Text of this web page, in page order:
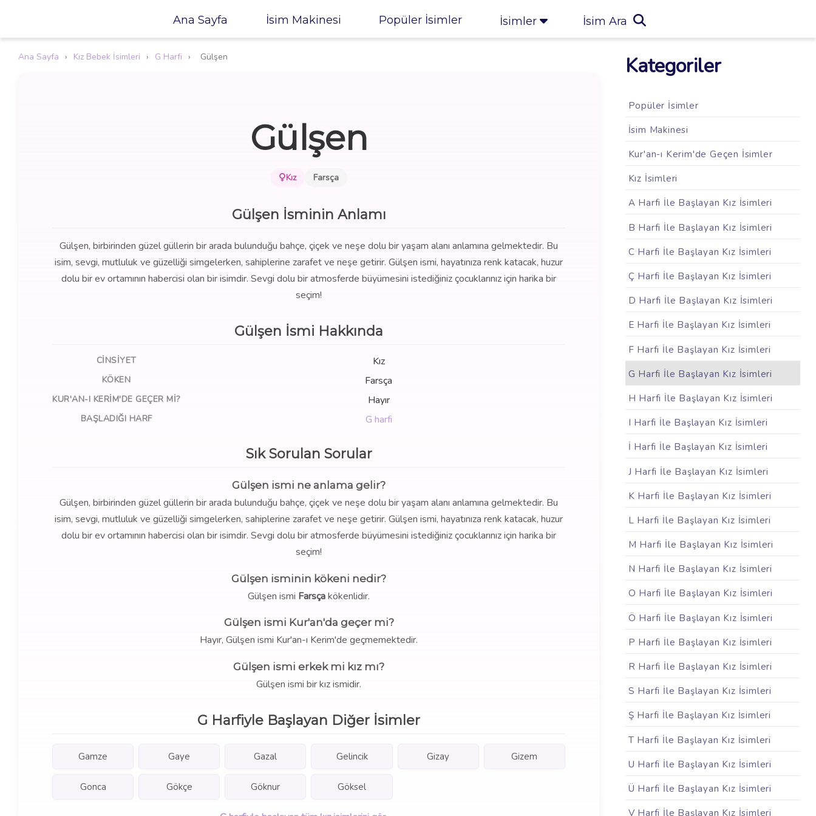
Ana Sayfa İsim Makinesi Popüler İsimler İsimler İsim Ara
Ana Sayfa › Kız Bebek İsimleri › G Harfi › Gülşen
Gülşen
Kız Farsça
Gülşen İsminin Anlamı
Gülşen, birbirinden güzel güllerin bir arada bulunduğu bahçe, çiçek ve neşe dolu bir yaşam alanı anlamına gelmektedir. Bu
isim, sevgi, mutluluk ve güzelliği simgelerken, sahiplerine zarafet ve neşe getirir. Gülşen ismi, hayatınıza renk katacak, huzur
dolu bir ev ortamının habercisi olan bir isimdir. Sevgi dolu bir atmosferde büyümesini istediğiniz çocuklarınız için harika bir
seçim!
Gülşen İsmi Hakkında
CINSIYET Kız
KÖKEN Farsça
KUR'AN-I KERIM'DE GEÇER MI? Hayır
BAŞLADIĞI HARF G harfi
Sık Sorulan Sorular
Gülşen ismi ne anlama gelir?
Gülşen, birbirinden güzel güllerin bir arada bulunduğu bahçe, çiçek ve neşe dolu bir yaşam alanı anlamına gelmektedir. Bu
isim, sevgi, mutluluk ve güzelliği simgelerken, sahiplerine zarafet ve neşe getirir. Gülşen ismi, hayatınıza renk katacak, huzur
dolu bir ev ortamının habercisi olan bir isimdir. Sevgi dolu bir atmosferde büyümesini istediğiniz çocuklarınız için harika bir
seçim!
Gülşen isminin kökeni nedir?
Gülşen ismi Farsçakökenlidir.
Gülşen ismi Kur'an'da geçer mi?
Hayır, Gülşen ismi Kur'an-ı Kerim'de geçmemektedir.
Gülşen ismi erkek mi kız mı?
Gülşen ismi bir kız ismidir.
G Harfiyle Başlayan Diğer İsimler
Gamze Gaye Gazal Gelincik Gizay Gizem
Gonca Gökçe Göknur Göksel
Kategoriler
Popüler İsimler
İsim Makinesi
Kur'an-ı Kerim'de Geçen İsimler
Kız İsimleri
A Harfi İle Başlayan Kız İsimleri
B Harfi İle Başlayan Kız İsimleri
C Harfi İle Başlayan Kız İsimleri
Ç Harfi İle Başlayan Kız İsimleri
D Harfi İle Başlayan Kız İsimleri
E Harfi İle Başlayan Kız İsimleri
F Harfi İle Başlayan Kız İsimleri
G Harfi İle Başlayan Kız İsimleri
H Harfi İle Başlayan Kız İsimleri
I Harfi İle Başlayan Kız İsimleri
İ Harfi İle Başlayan Kız İsimleri
J Harfi İle Başlayan Kız İsimleri
K Harfi İle Başlayan Kız İsimleri
L Harfi İle Başlayan Kız İsimleri
M Harfi İle Başlayan Kız İsimleri
N Harfi İle Başlayan Kız İsimleri
O Harfi İle Başlayan Kız İsimleri
Ö Harfi İle Başlayan Kız İsimleri
P Harfi İle Başlayan Kız İsimleri
R Harfi İle Başlayan Kız İsimleri
S Harfi İle Başlayan Kız İsimleri
Ş Harfi İle Başlayan Kız İsimleri
T Harfi İle Başlayan Kız İsimleri
U Harfi İle Başlayan Kız İsimleri
Ü Harfi İle Başlayan Kız İsimleri
V Harfi İle Başlayan Kız İsimleri